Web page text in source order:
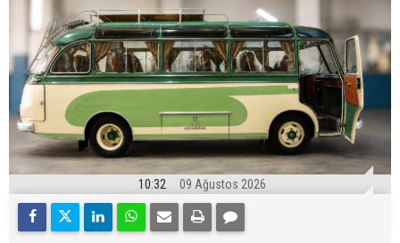
10:32 09 Ağustos 2026